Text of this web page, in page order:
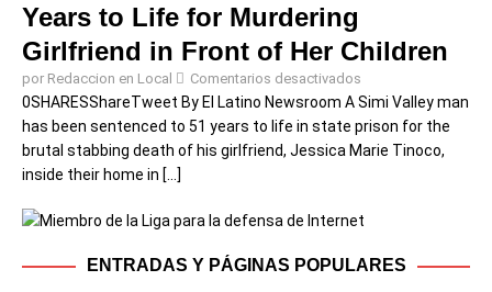
Years to Life for Murdering
Girlfriend in Front of Her Children
por Redaccion en Local Comentarios desactivados
0SHARESShareTweet ​By El Latino Newsroom ​A Simi Valley man
has been sentenced to 51 years to life in state prison for the
brutal stabbing death of his girlfriend, Jessica Marie Tinoco,
inside their home in [...]
ENTRADAS Y PÁGINAS POPULARES